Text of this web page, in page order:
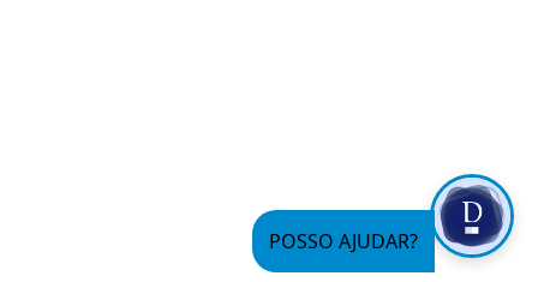
POSSO AJUDAR?